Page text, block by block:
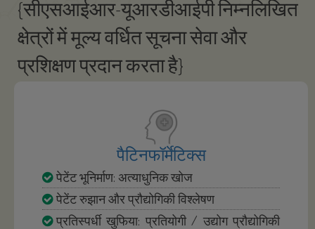
{सीएसआईआर-यूआरडीआईपी निम्नलिखित
क्षेत्रों में मूल्य वर्धित सूचना सेवा और
प्रशिक्षण प्रदान करता है}
पैटिनफॉर्मेटिक्स
पेटेंट भूनिर्माण: अत्याधुनिक खोज
पेटेंट रुझान और प्रौद्योगिकी विश्लेषण
प्रतिस्पर्धी खुफिया: प्रतियोगी / उद्योग प्रौद्योगिकी